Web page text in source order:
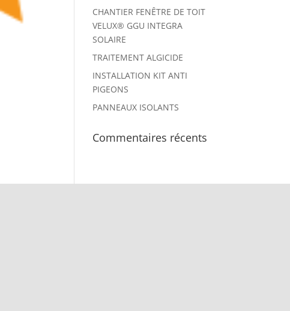
CHANTIER FENÊTRE DE TOIT
VELUX® GGU INTEGRA
SOLAIRE
TRAITEMENT ALGICIDE
INSTALLATION KIT ANTI
PIGEONS
PANNEAUX ISOLANTS
Commentaires récents